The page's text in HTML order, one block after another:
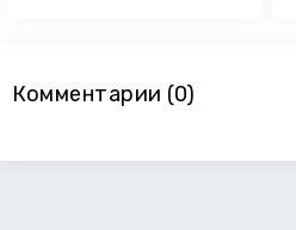
Комментарии (0)